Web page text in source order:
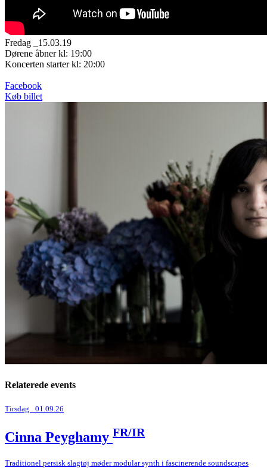
Fredag _15.03.19
Dørene åbner kl: 19:00
Koncerten starter kl: 20:00
Facebook
Køb billet
Relaterede events
Tirsdag _01.09.26
Cinna Peyghamy FR/IR
Traditionel persisk slagtøj møder modular synth i fascinerende soundscapes